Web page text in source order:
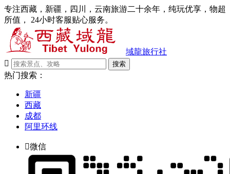
专注西藏，新疆，四川，云南旅游二十余年，纯玩优享，物超
所值， 24小时客服贴心服务。
域龍旅行社

搜索
热门搜索：
新疆
西藏
成都
阿里环线
微信